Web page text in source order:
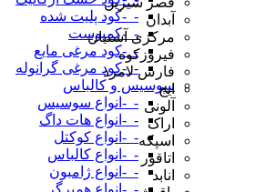
-_-کود پلیت شده
-_-کمپوست
-_-کود مرغی مایع
-_-کود مرغی گرانوله
سوسیس و کالباس
-_-انواع سوسیس
-_-انواع هات داگ
-_-انواع کوکتل
-_-انواع کالباس
-_-انواع ژامبون
آبدان
مرکزی آشتیان
فیروزکوه
فارس لامرد
ایج
آلونی
اراک
اسپکه
اتاقور
انابد